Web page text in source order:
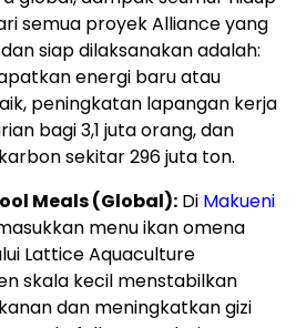
semua proyek Alliance yang
siap dilaksanakan adalah:
energi baru atau
peningkatan lapangan kerja
bagi 3,1 juta orang, dan
sekitar 296 juta ton.
Meals (Global): Di Makueni
menu ikan omena
Lattice Aquaculture
skala kecil menstabilkan
dan meningkatkan gizi